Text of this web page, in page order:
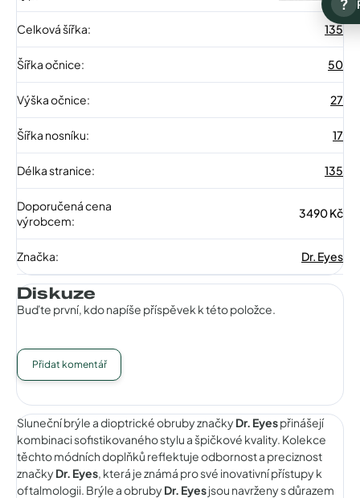
Celková šířka: 135
Šířka očnice: 50
Výška očnice: 27
Šířka nosníku: 17
Délka stranice: 135
Doporučená cena
výrobcem:
3490 Kč
Značka: Dr. Eyes
Diskuze
Buďte první, kdo napíše příspěvek k této položce.
Přidat komentář
Sluneční brýle a dioptrické obruby značkyDr. Eyespřinášejí
kombinaci sofistikovaného stylu a špičkové kvality. Kolekce
těchto módních doplňků reflektuje odbornost a preciznost
značkyDr. Eyes, která je známá pro své inovativní přístupy k
oftalmologii. Brýle a obrubyDr. Eyesjsou navrženy s důrazem